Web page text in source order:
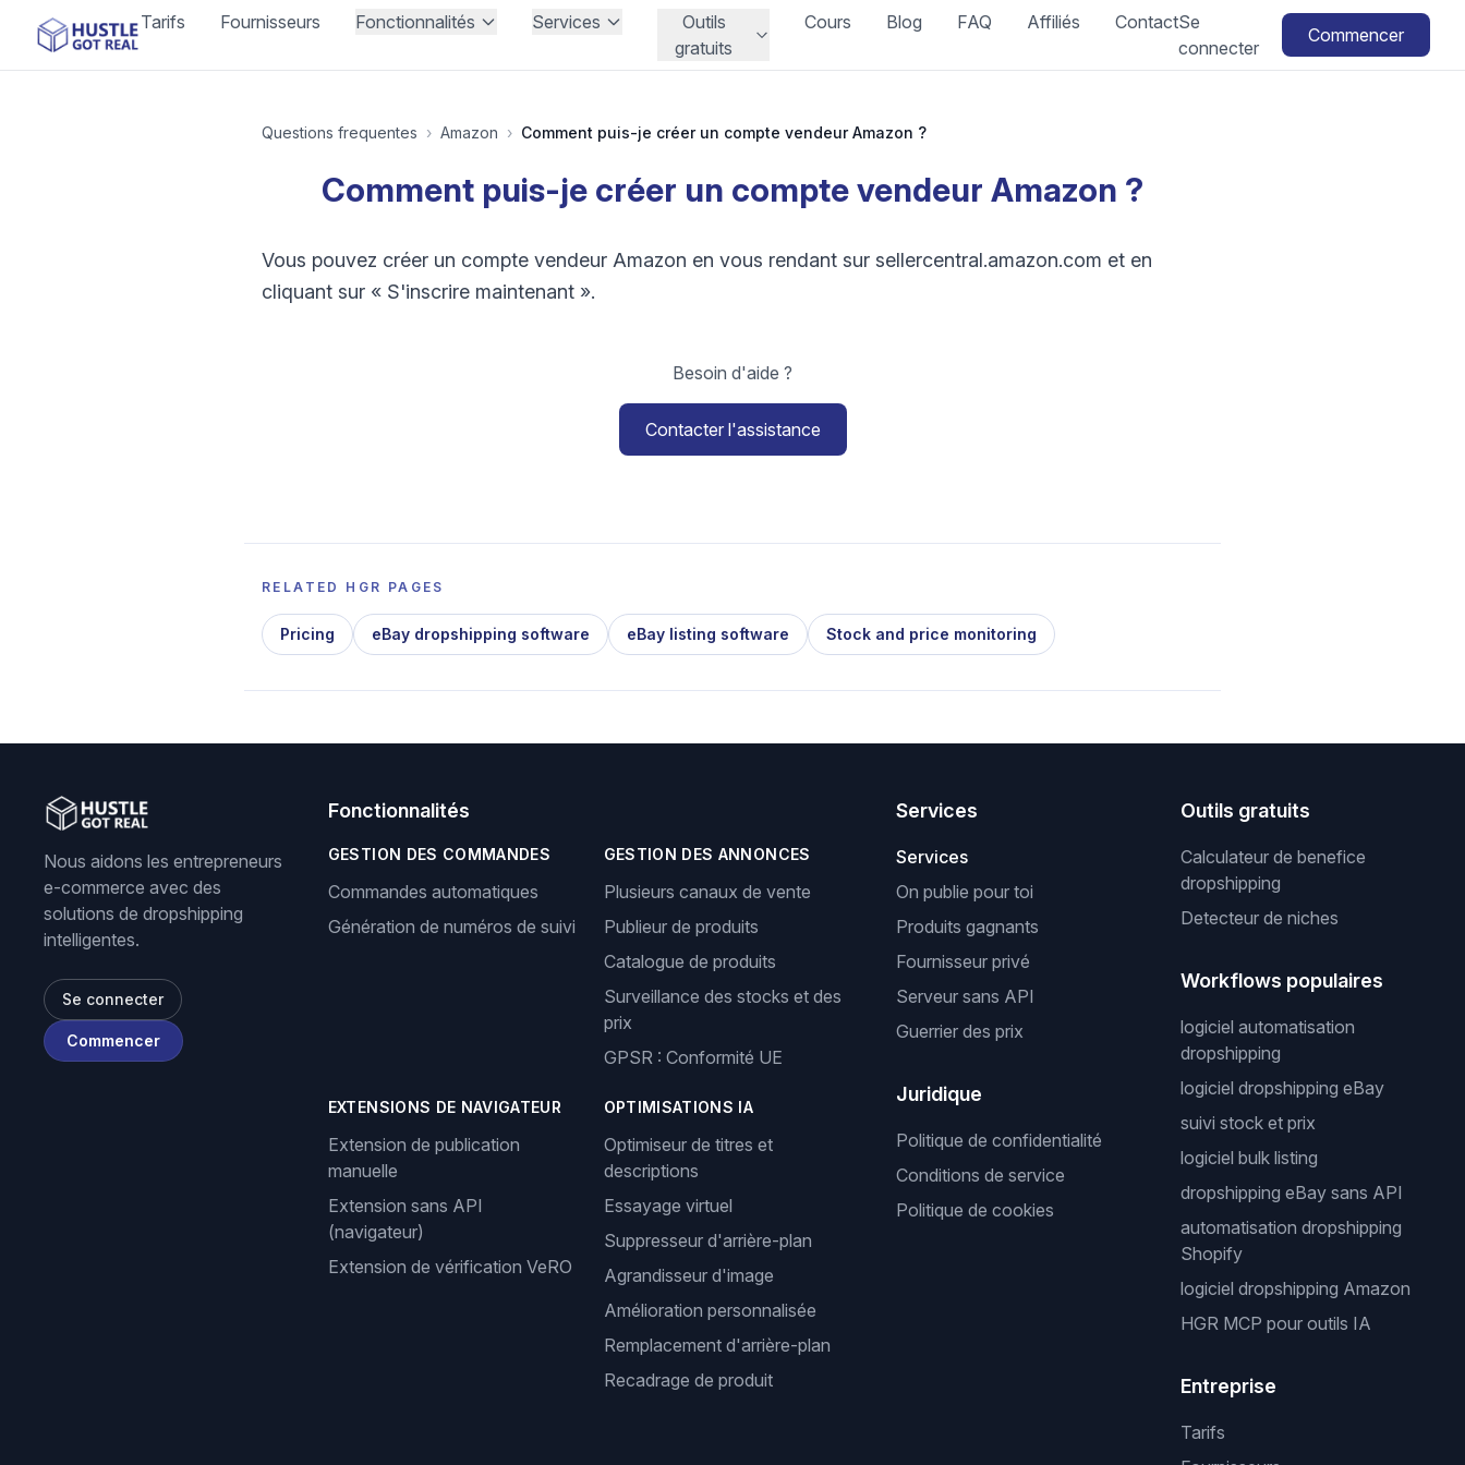
Tarifs Fournisseurs Fonctionnalités Services
Outils
gratuits
Cours Blog FAQ Affiliés ContactSe
connecter
Commencer
Questions frequentes › Amazon › Comment puis-je créer un compte vendeur Amazon ?
Comment puis-je créer un compte vendeur Amazon ?
Vous pouvez créer un compte vendeur Amazon en vous rendant sur sellercentral.amazon.com et en
cliquant sur « S'inscrire maintenant ».
Besoin d'aide ?
Contacter l'assistance
RELATED HGR PAGES
Pricing eBay dropshipping software eBay listing software Stock and price monitoring
Nous aidons les entrepreneurs
e-commerce avec des
solutions de dropshipping
intelligentes.
Se connecter
Commencer
Fonctionnalités
GESTION DES COMMANDES
Commandes automatiques
Génération de numéros de suivi
GESTION DES ANNONCES
Plusieurs canaux de vente
Publieur de produits
Catalogue de produits
Surveillance des stocks et des
prix
GPSR : Conformité UE
EXTENSIONS DE NAVIGATEUR
Extension de publication
manuelle
Extension sans API
(navigateur)
Extension de vérification VeRO
OPTIMISATIONS IA
Optimiseur de titres et
descriptions
Essayage virtuel
Suppresseur d'arrière-plan
Agrandisseur d'image
Amélioration personnalisée
Remplacement d'arrière-plan
Recadrage de produit
Services
Services
On publie pour toi
Produits gagnants
Fournisseur privé
Serveur sans API
Guerrier des prix
Juridique
Politique de confidentialité
Conditions de service
Politique de cookies
Outils gratuits
Calculateur de benefice
dropshipping
Detecteur de niches
Workflows populaires
logiciel automatisation
dropshipping
logiciel dropshipping eBay
suivi stock et prix
logiciel bulk listing
dropshipping eBay sans API
automatisation dropshipping
Shopify
logiciel dropshipping Amazon
HGR MCP pour outils IA
Entreprise
Tarifs